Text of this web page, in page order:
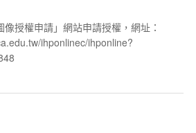
授權申請」網站申請授權，網址：
ihponlinec/ihponline?